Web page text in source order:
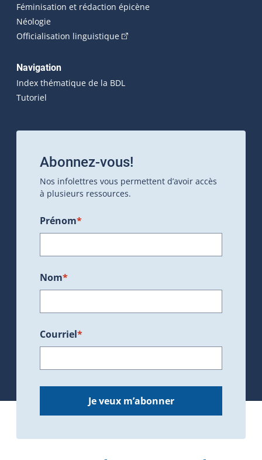
Féminisation et rédaction épicène
Néologie
Officialisation linguistique(Cet hyperlien externe s'ouvrira
Navigation
Index thématique de la BDL
Tutoriel
Abonnez-vous!
Nos infolettres vous permettent d’avoir accès
à plusieurs ressources.
Prénom*
Nom*
Courriel*
Je veux m’abonner